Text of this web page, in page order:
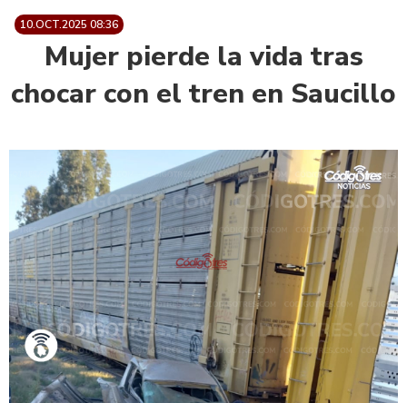
10.OCT.2025 08:36
Mujer pierde la vida tras
chocar con el tren en Saucillo